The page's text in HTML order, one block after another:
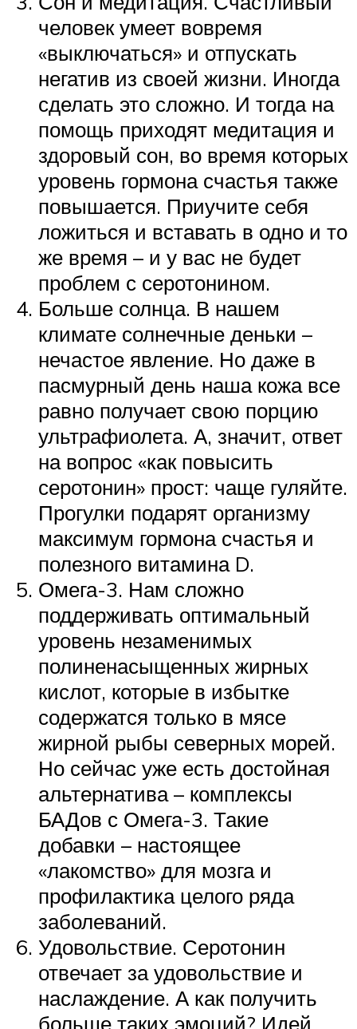
человек умеет вовремя
«выключаться» и отпускать
негатив из своей жизни. Иногда
сделать это сложно. И тогда на
помощь приходят медитация и
здоровый сон, во время которых
уровень гормона счастья также
повышается. Приучите себя
ложиться и вставать в одно и то
же время – и у вас не будет
проблем с серотонином.
Больше солнца. В нашем
климате солнечные деньки –
нечастое явление. Но даже в
пасмурный день наша кожа все
равно получает свою порцию
ультрафиолета. А, значит, ответ
на вопрос «как повысить
серотонин» прост: чаще гуляйте.
Прогулки подарят организму
максимум гормона счастья и
полезного витамина D.
Омега-3. Нам сложно
поддерживать оптимальный
уровень незаменимых
полиненасыщенных жирных
кислот, которые в избытке
содержатся только в мясе
жирной рыбы северных морей.
Но сейчас уже есть достойная
альтернатива – комплексы
БАДов с Омега-3. Такие
добавки – настоящее
«лакомство» для мозга и
профилактика целого ряда
заболеваний.
Удовольствие. Серотонин
отвечает за удовольствие и
наслаждение. А как получить
больше таких эмоций? Идей